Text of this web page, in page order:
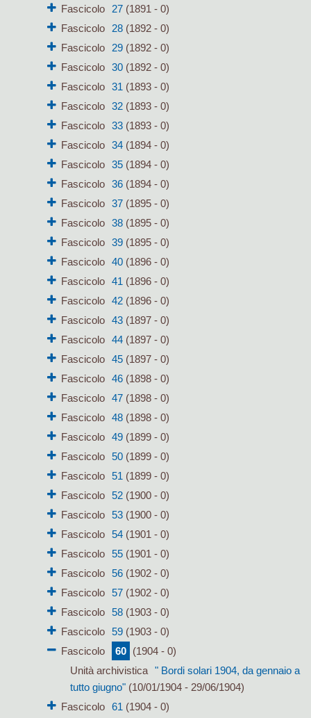
Fascicolo
27(1891 - 0)
Fascicolo
28(1892 - 0)
Fascicolo
29(1892 - 0)
Fascicolo
30(1892 - 0)
Fascicolo
31 (1893 - 0)
Fascicolo
32(1893 - 0)
Fascicolo
33(1893 - 0)
Fascicolo
34(1894 - 0)
Fascicolo
35(1894 - 0)
Fascicolo
36(1894 - 0)
Fascicolo
37(1895 - 0)
Fascicolo
38(1895 - 0)
Fascicolo
39(1895 - 0)
Fascicolo
40(1896 - 0)
Fascicolo
41 (1896 - 0)
Fascicolo
42(1896 - 0)
Fascicolo
43(1897 - 0)
Fascicolo
44(1897 - 0)
Fascicolo
45(1897 - 0)
Fascicolo
46(1898 - 0)
Fascicolo
47(1898 - 0)
Fascicolo
48(1898 - 0)
Fascicolo
49(1899 - 0)
Fascicolo
50(1899 - 0)
Fascicolo
51 (1899 - 0)
Fascicolo
52(1900 - 0)
Fascicolo
53(1900 - 0)
Fascicolo
54(1901 - 0)
Fascicolo
55(1901 - 0)
Fascicolo
56(1902 - 0)
Fascicolo
57(1902 - 0)
Fascicolo
58(1903 - 0)
Fascicolo
59(1903 - 0)
Fascicolo
60
(1904 - 0)
Unità archivistica " Bordi solari 1904, da gennaio a
tutto giugno"(10/01/1904 - 29/06/1904)
Fascicolo
61 (1904 - 0)